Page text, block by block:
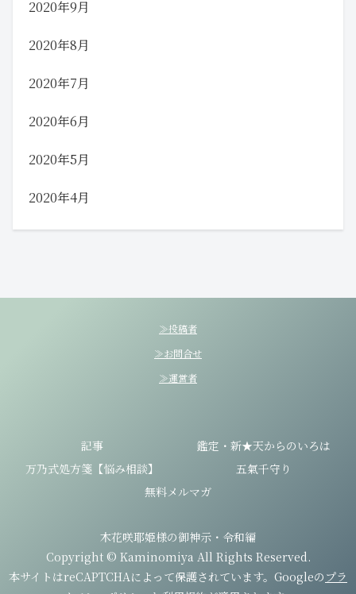
2020年9月
2020年8月
2020年7月
2020年6月
2020年5月
2020年4月
≫投稿者
≫お問合せ
≫運営者
記事
鑑定・新★天からのいろは
万乃式処方箋【悩み相談】
五氣千守り
無料メルマガ
木花咲耶姫様の御神示・令和編
Copyright © Kaminomiya All Rights Reserved.
本サイトはreCAPTCHAによって保護されています。Googleの プラ